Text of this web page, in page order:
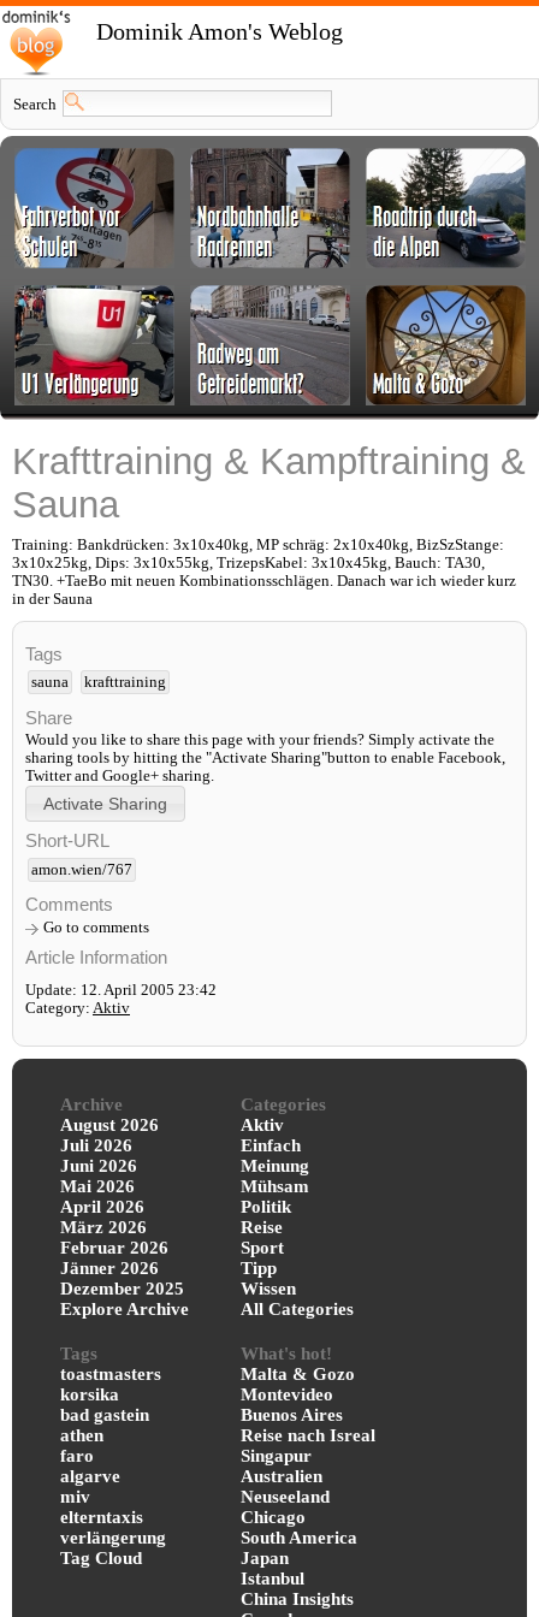
Dominik Amon's Weblog
Search
Krafttraining & Kampftraining &
Sauna
Training: Bankdrücken: 3x10x40kg, MP schräg: 2x10x40kg, BizSzStange:
3x10x25kg, Dips: 3x10x55kg, TrizepsKabel: 3x10x45kg, Bauch: TA30,
TN30. +TaeBo mit neuen Kombinationsschlägen. Danach war ich wieder kurz
in der Sauna
Tags
sauna krafttraining
Share
Would you like to share this page with your friends? Simply activate the
sharing tools by hitting the "Activate Sharing"button to enable Facebook,
Twitter and Google+ sharing.
Short-URL
amon.wien/767
Comments
Go to comments
Article Information
Update: 12. April 2005 23:42
Category: Aktiv
Archive
August 2026
Juli 2026
Juni 2026
Mai 2026
April 2026
März 2026
Februar 2026
Jänner 2026
Dezember 2025
Explore Archive
Categories
Aktiv
Einfach
Meinung
Mühsam
Politik
Reise
Sport
Tipp
Wissen
All Categories
Tags
toastmasters
korsika
bad gastein
athen
faro
algarve
miv
elterntaxis
verlängerung
Tag Cloud
What's hot!
Malta & Gozo
Montevideo
Buenos Aires
Reise nach Isreal
Singapur
Australien
Neuseeland
Chicago
South America
Japan
Istanbul
China Insights